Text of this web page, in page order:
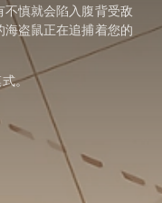
慎就会陷入腹背受敌
盗鼠正在追捕着您的
式。